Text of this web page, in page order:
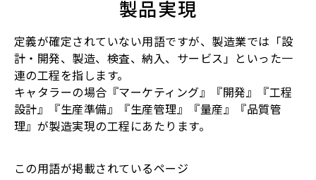
製品実現
定義が確定されていない用語ですが、製造業では「設
計・開発、製造、検査、納入、サービス」といった一
連の工程を指します。
キャタラーの場合『マーケティング』『開発』『工程
設計』『生産準備』『生産管理』『量産』『品質管
理』が製造実現の工程にあたります。
この用語が掲載されているページ